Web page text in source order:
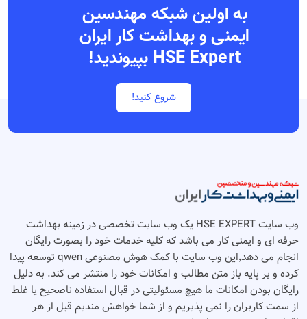
به اولین شبکه مهندسین
ایمنی و بهداشت کار ایران
HSE Expert بپیوندید!
شروع کنید!
وب سایت HSE EXPERT یک وب سایت تخصصی در زمینه بهداشت
حرفه ای و ایمنی کار می باشد که کلیه خدمات خود را بصورت رایگان
انجام می دهد٬‌این وب سایت با کمک هوش مصنوعی qwen توسعه پیدا
کرده و بر پایه باز متن مطالب و امکانات خود را منتشر می کند. به دلیل
رایگان بودن امکانات ما هیچ مسئولیتی در قبال استفاده ناصحیح یا غلط
از سمت کاربران را نمی پذیریم و از شما خواهش مندیم قبل از هر